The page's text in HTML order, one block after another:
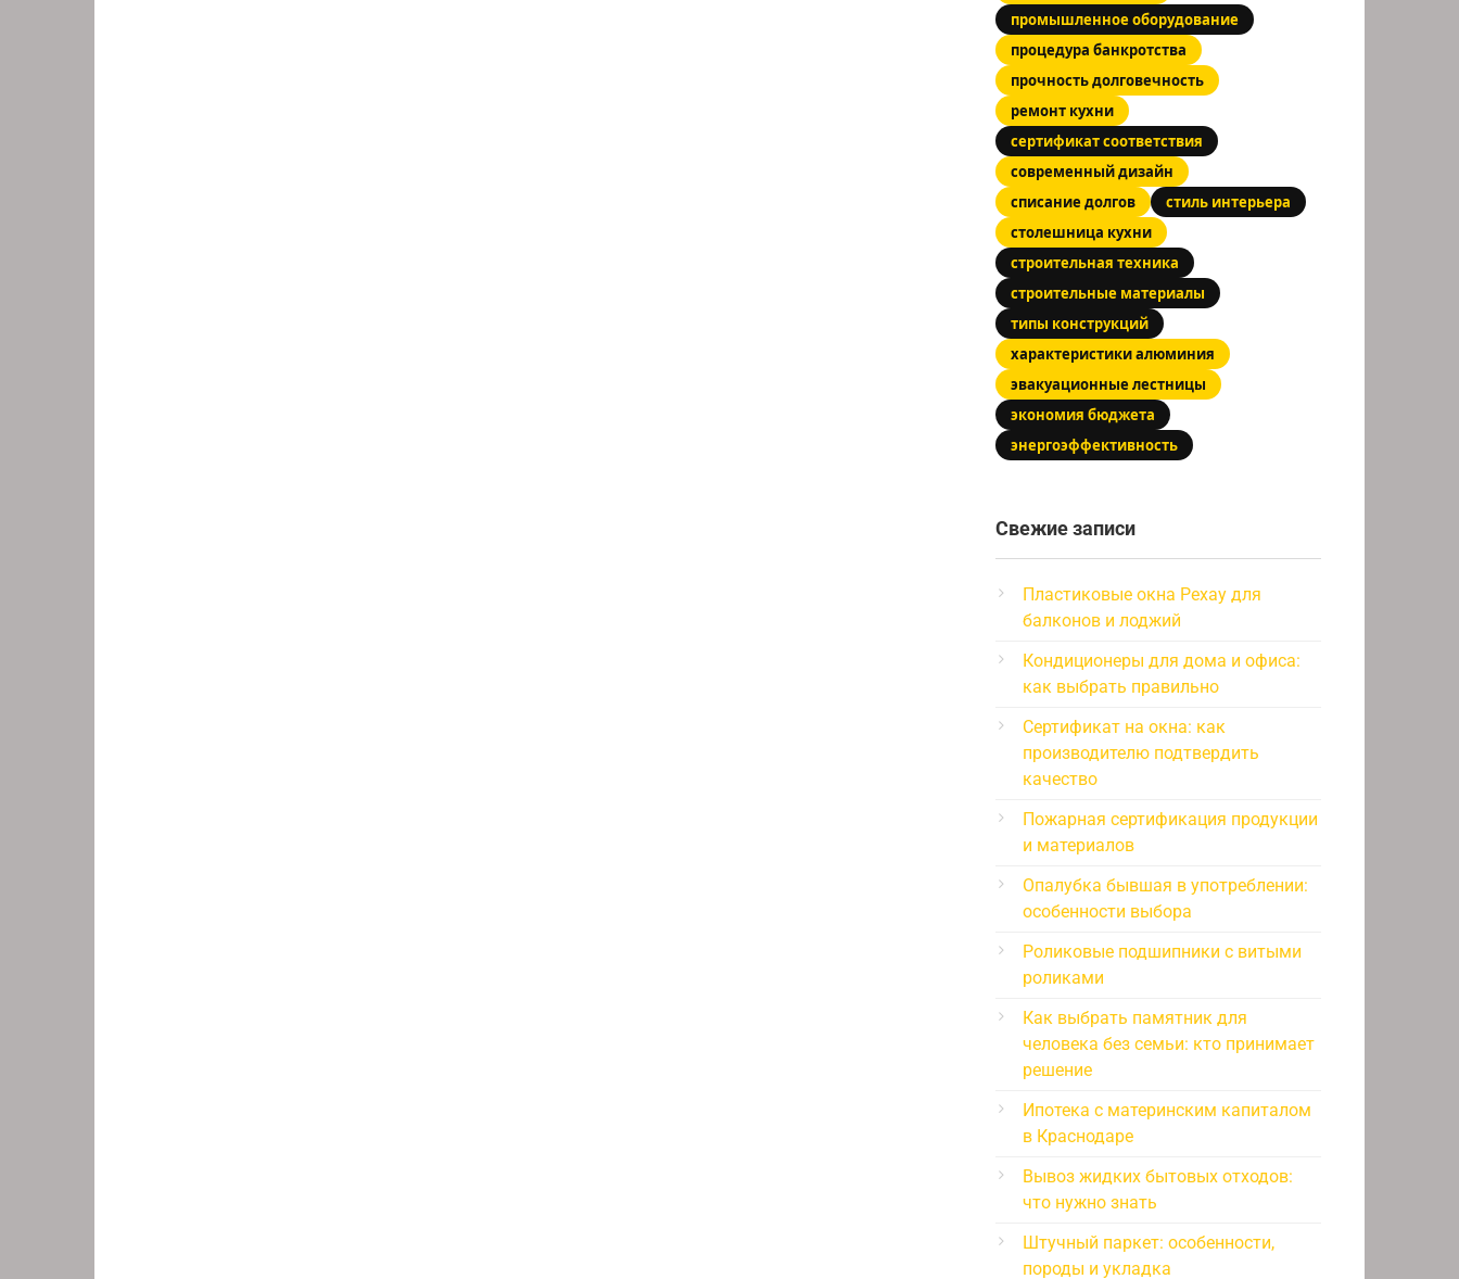
промышленное оборудование
процедура банкротства
прочность долговечность
ремонт кухни
сертификат соответствия
современный дизайн
списание долгов
стиль интерьера
столешница кухни
строительная техника
строительные материалы
типы конструкций
характеристики алюминия
эвакуационные лестницы
экономия бюджета
энергоэффективность
Свежие записи
Пластиковые окна Рехау для
балконов и лоджий
Кондиционеры для дома и офиса:
как выбрать правильно
Сертификат на окна: как
производителю подтвердить
качество
Пожарная сертификация продукции
и материалов
Опалубка бывшая в употреблении:
особенности выбора
Роликовые подшипники с витыми
роликами
Как выбрать памятник для
человека без семьи: кто принимает
решение
Ипотека с материнским капиталом
в Краснодаре
Вывоз жидких бытовых отходов:
что нужно знать
Штучный паркет: особенности,
породы и укладка